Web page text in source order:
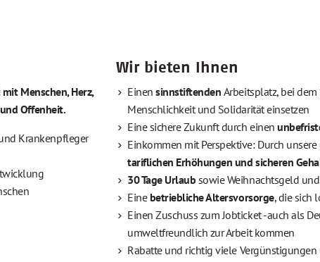
Menschen, Herz,
Offenheit.
Krankenpfleger
Wir bieten Ihnen
Einensinnstiftenden Arbeitsplatz, bei
Menschlichkeit und Solidarität einsetzen
Eine sichere Zukunft durch einen
Einkommen mit Perspektive: Durch
tariflichen Erhöhungen und sicheren
30 Tage Urlaub sowie Weihnachtsgeld
Eine betriebliche Altersvorsorge, die sich
Einen Zuschuss zum Jobticket -auch als
umweltfreundlich zur Arbeit kommen
Rabatte und richtig viele